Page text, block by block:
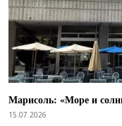
Марисоль: «Море и
15.07.2026